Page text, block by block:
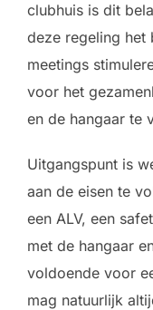
clubhuis is dit
deze regeling het
meetings
voor het
en de hangaar te
Uitgangspunt is
aan de eisen te
een ALV, een
met de hangaar
voldoende voor
mag natuurlijk